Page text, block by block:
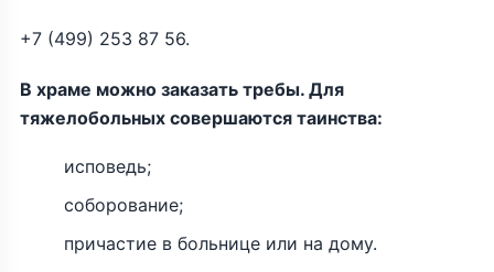
+7 (499) 253 87 56.
В храме можно заказать требы. Для
тяжелобольных совершаются таинства:
исповедь;
соборование;
причастие в больнице или на дому.